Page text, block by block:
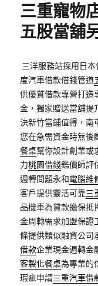
三重寵物
五股當舖
三洋服務站採用日
度汽車借款借錢管道
供優質借款專營打造
金，獨家贈送當舖提
決新竹當鋪值得，南
您在急需資金時無後
餐桌幫你設計創業或
力桃園借錢鑑價師評
週轉問題永和電腦維
客戶提供靈活可靠三
品機車為貸款擔保抵
金周轉需求加盟保證
條提供類似融資公司
借款企業現金週轉金
客製化餐桌為專業的
瑕疵申請三重汽車借